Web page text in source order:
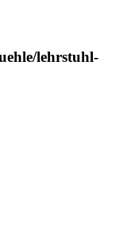
lehrstuhl-